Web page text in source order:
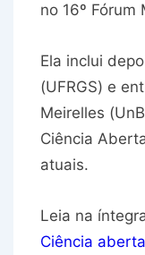
no 16º
Ela inclui
(UFRGS) e
Meirelles
Ciência
atuais.
Leia na
Ciência